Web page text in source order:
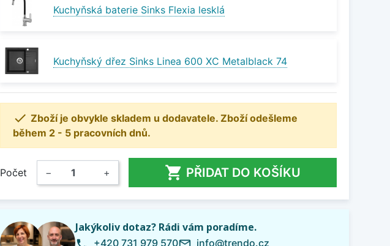
Kuchyňská baterie Sinks Flexia lesklá
Kuchyňský dřez Sinks Linea 600 XC Metalblack 74
 Zboží je obvykle skladem u dodavatele. Zboží odešleme
během 2 - 5 pracovních dnů.
Počet − +  PŘIDAT DO KOŠÍKU
Jakýkoliv dotaz? Rádi vám poradíme.
+420 731 979 570 info@trendo.cz